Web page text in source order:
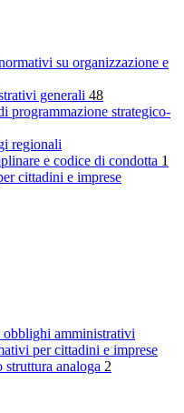
su organizzazione e
generali 48
programmazione strategico-
regionali
e codice di condotta 1
cittadini e imprese
obblighi amministrativi
per cittadini e imprese
analoga 2